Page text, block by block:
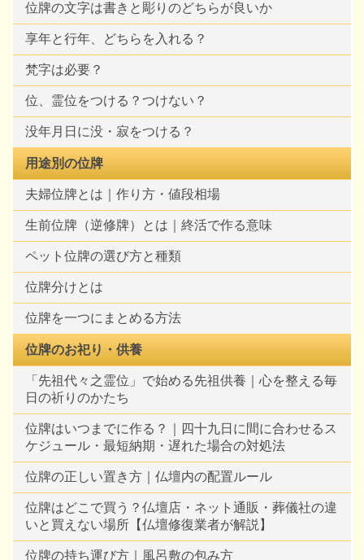
位牌の文字は書きと彫りのどちらが良いか
享年と行年、どちらを入れる？
梵字は必要？
位、霊位をつける？つけない？
没年月日に没・寂をつける？
用途別の位牌
夫婦位牌とは｜作り方・値段相場
生前位牌（逆修牌）とは｜終活で作る意味
ペット位牌の選び方と種類
位牌分けとは
位牌を一つにまとめる方法
位牌のお祀り・供養
「先祖代々之霊位」で始める先祖供養｜心を整える毎
日の祈りのかたち
位牌はいつまでに作る？｜四十九日に間に合わせるス
ケジュール・最短納期・遅れた場合の対処法
位牌の正しい置き方｜仏壇内の配置ルール
位牌はどこで買う？仏壇店・ネット通販・葬儀社の違
いと買えない場所【仏壇修復業者が解説】
位牌の持ち運び方｜風呂敷の包み方